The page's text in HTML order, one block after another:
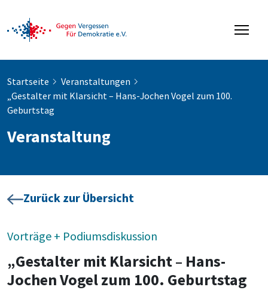
Startseite
Veranstaltungen
„Gestalter mit Klarsicht – Hans-Jochen Vogel zum 100.
Geburtstag
Veranstaltung
Zurück zur Übersicht
Vorträge + Podiumsdiskussion
„Gestalter mit Klarsicht – Hans-
Jochen Vogel zum 100. Geburtstag